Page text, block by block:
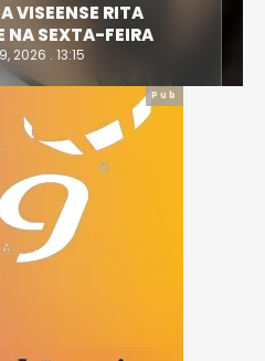
VISEENSE RITA
NA SEXTA-FEIRA
2026 . 13:15
Pub